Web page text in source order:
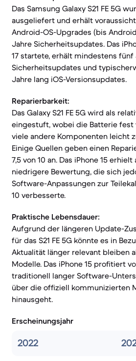
Das Samsung Galaxy S21 FE 5G
ausgeliefert und erhält
Android-OS-Upgrades (bis
Jahre Sicherheitsupdates. Das
17 startete, erhält mindestens fünf
Sicherheitsupdates und
Jahre lang iOS-Versionsupdates.
Reparierbarkeit:
Das Galaxy S21 FE 5G wird als
eingestuft, wobei die Batterie fest
viele andere Komponenten leicht
Einige Quellen geben einen
7,5 von 10 an. Das iPhone 15
niedrigere Bewertung, die sich
Software-Anpassungen zur
10 verbesserte.
Praktische Lebensdauer:
Aufgrund der längeren Update-
für das S21 FE 5G könnte es in
Aktualität länger relevant bleiben
Modelle. Das iPhone 15 profitiert
traditionell langer Software-
über die offiziell kommunizierten
hinausgeht.
Erscheinungsjahr
2022